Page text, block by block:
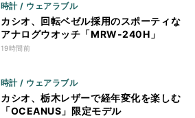
時計 / ウェアラブル
カシオ、回転ベゼル採用のスポーティな
アナログウオッチ「MRW-240H」
19時間前
時計 / ウェアラブル
カシオ、栃木レザーで経年変化を楽しむ
「OCEANUS」限定モデル